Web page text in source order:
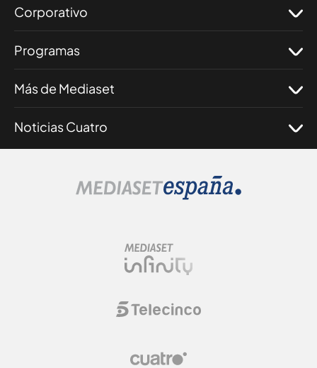
Corporativo
Programas
Más de Mediaset
Noticias Cuatro